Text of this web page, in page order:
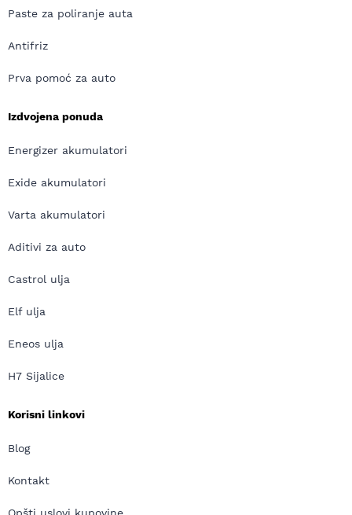
Paste za poliranje auta
Antifriz
Prva pomoć za auto
Izdvojena ponuda
Energizer akumulatori
Exide akumulatori
Varta akumulatori
Aditivi za auto
Castrol ulja
Elf ulja
Eneos ulja
H7 Sijalice
Korisni linkovi
Blog
Kontakt